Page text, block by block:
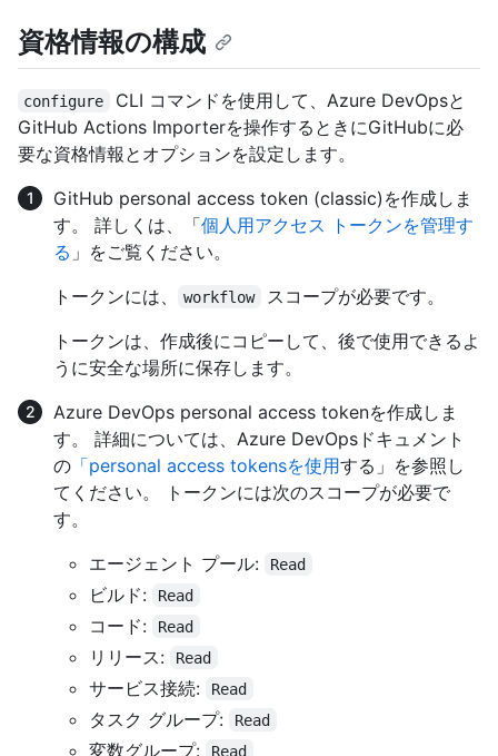
資格情報の構成
configure
CLI コマンドを使用して、Azure DevOpsと
GitHub Actions Importerを操作するときにGitHubに必
要な資格情報とオプションを設定します。
GitHub personal access token (classic)を作成しま
す。 詳しくは、「個人用アクセス トークンを管理す
る 」をご覧ください。
トークンには、
workflow
スコープが必要です。
トークンは、作成後にコピーして、後で使用できるよ
うに安全な場所に保存します。
Azure DevOps personal access tokenを作成しま
す。 詳細については、Azure DevOpsドキュメント
の 「personal access tokensを使用する」を参照し
てください。 トークンには次のスコープが必要で
す。
エージェント プール:
Read
ビルド: Read
コード: Read
リリース: Read
サービス接続: Read
タスク グループ: Read
変数グループ: Read